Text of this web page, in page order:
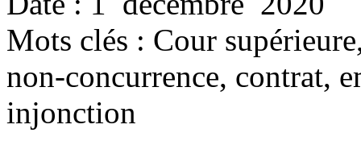
Mots clés : Cour
non-concurrence, contrat,
injonction